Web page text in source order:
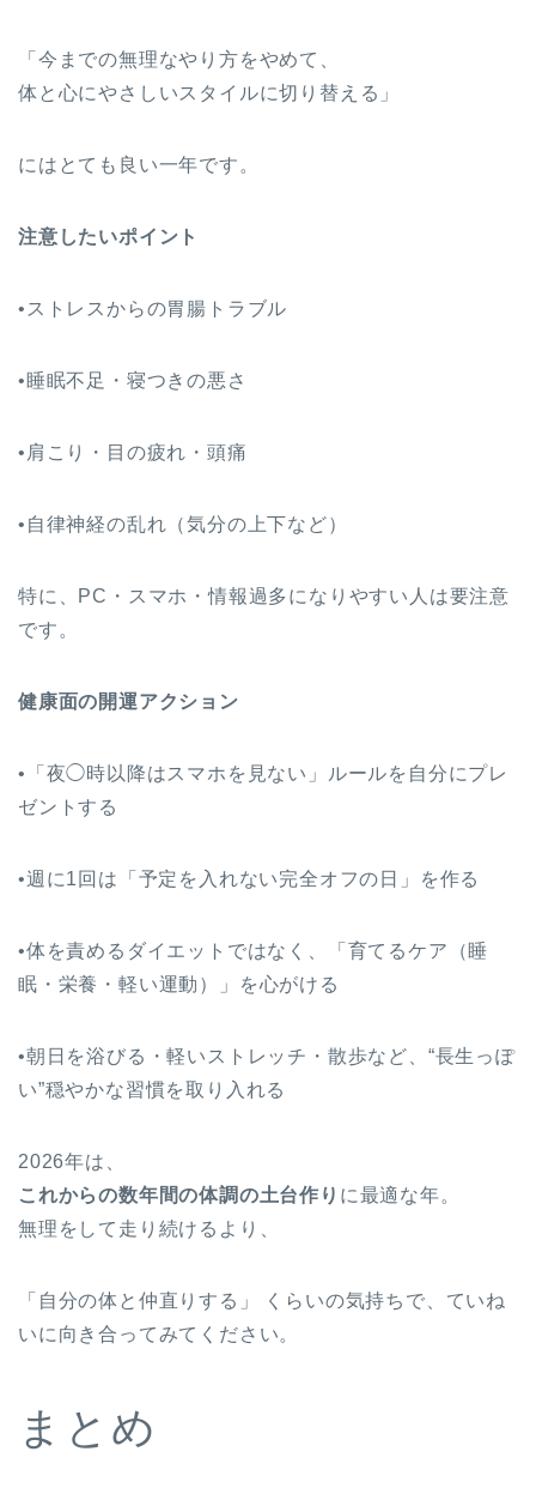
「今までの無理なやり方をやめて、
体と心にやさしいスタイルに切り替える」
にはとても良い一年です。
注意したいポイント
•ストレスからの胃腸トラブル
•睡眠不足・寝つきの悪さ
•肩こり・目の疲れ・頭痛
•自律神経の乱れ（気分の上下など）
特に、PC・スマホ・情報過多になりやすい人は要注意
です。
健康面の開運アクション
•「夜◯時以降はスマホを見ない」ルールを自分にプレ
ゼントする
•週に1回は「予定を入れない完全オフの日」を作る
•体を責めるダイエットではなく、「育てるケア（睡
眠・栄養・軽い運動）」を心がける
•朝日を浴びる・軽いストレッチ・散歩など、“長生っぽ
い”穏やかな習慣を取り入れる
2026年は、
これからの数年間の体調の土台作り に最適な年。
無理をして走り続けるより、
「自分の体と仲直りする」 くらいの気持ちで、ていね
いに向き合ってみてください。
まとめ